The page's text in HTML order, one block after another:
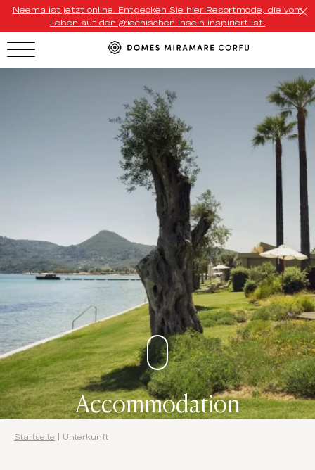
Neema ist jetzt online. Entdecken Sie hier Resortmode, die vom
Leben auf den griechischen Inseln inspiriert ist!
Domes Homepage
Signature Concepts
Domes Stories
Contact
Accommodation
Startseite Unterkunft